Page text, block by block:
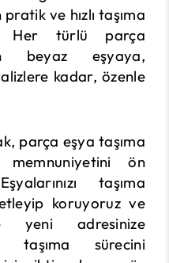
ve hızlı taşıma
Her türlü parça
beyaz eşyaya,
kadar, özenle
parça eşya taşıma
memnuniyetini ön
taşıma
koruyoruz ve
yeni adresinize
taşıma sürecini